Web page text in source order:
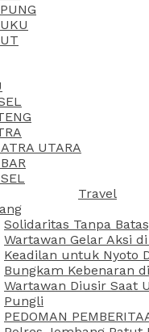
UTARA
Travel
Solidaritas Tanpa
Wartawan Gelar Aksi
Keadilan untuk Nyoto
Bungkam Kebenaran
Wartawan Diusir Saat
Pungli
PEDOMAN